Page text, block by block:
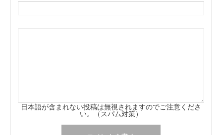
日本語が含まれない投稿は無視されますのでご注意くださ
い。（スパム対策）